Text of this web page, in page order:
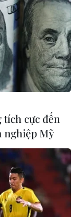
tích cực đến
nghiệp Mỹ